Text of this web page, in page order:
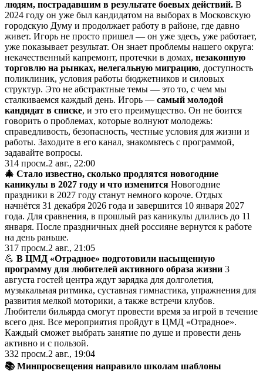
людям, пострадавшим в результате боевых действий. В
2024 году он уже был кандидатом на выборах в Московскую
городскую Думу и продолжает работу в районе, где давно
живет. Игорь не просто пришел — он уже здесь, уже работает,
уже показывает результат. Он знает проблемы нашего округа:
некачественный капремонт, протечки в домах, незаконную
торговлю на рынках, нелегальную миграцию, доступность
поликлиник, условия работы бюджетников и силовых
структур. Это не абстрактные темы — это то, с чем мы
сталкиваемся каждый день. Игорь — самый молодой
кандидат в списке, и это его преимущество. Он не боится
говорить о проблемах, которые волнуют молодежь:
справедливость, безопасность, честные условия для жизни и
работы. Заходите в его канал, знакомьтесь с программой,
задавайте вопросы.
314 просм.2 авг., 22:00
🎄 Стало известно, сколько продлятся новогодние
каникулы в 2027 году и что изменится Новогодние
праздники в 2027 году станут немного короче. Отдых
начнётся 31 декабря 2026 года и завершится 10 января 2027
года. Для сравнения, в прошлый раз каникулы длились до 11
января. После праздничных дней россияне вернутся к работе
на день раньше.
317 просм.2 авг., 21:05
💪 В ЦМД «Отрадное» подготовили насыщенную
программу для любителей активного образа жизни 3
августа гостей центра ждут зарядка для долголетия,
музыкальная ритмика, суставная гимнастика, упражнения для
развития мелкой моторики, а также встречи клубов.
Любители бильярда смогут провести время за игрой в течение
всего дня. Все мероприятия пройдут в ЦМД «Отрадное».
Каждый сможет выбрать занятие по душе и провести день
активно и с пользой.
332 просм.2 авг., 19:04
📚 Минпросвещения направило школам шаблоны